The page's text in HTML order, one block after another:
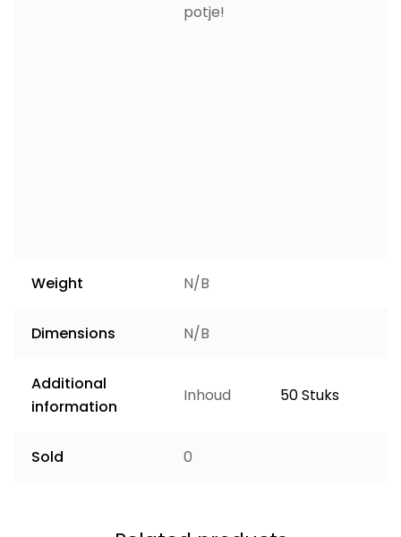
potje!
Weight N/B
Dimensions N/B
Additional
information
Inhoud 50 Stuks
Sold 0